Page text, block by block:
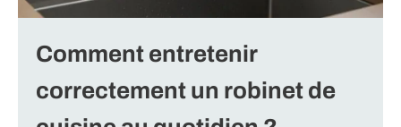
Comment entretenir
correctement un robinet de